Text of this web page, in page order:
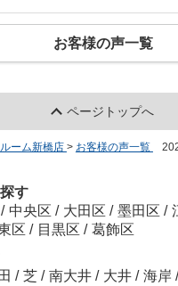
お客様の声一覧
ページトップへ
ーム新橋店 > お客様の声一覧
す
/ 中央区 / 大田区 / 墨田区 /
区 / 目黒区 / 葛飾区
/ 芝 / 南大井 / 大井 / 海岸 /